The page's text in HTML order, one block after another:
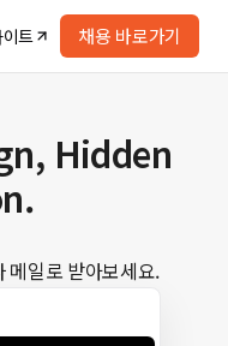
트 채용 바로가기
Hidden
메일로 받아보세요.